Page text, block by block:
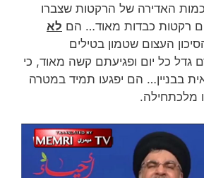
האדירה של הרקטות שצברו
רקטות כבדות מאוד… הם לא
העצום שטמון בטילים
גדל כל יום ופגיעתם קשה מאוד, כי
בבניין… הם יפגעו תמיד במטרה
מלכתחילה.